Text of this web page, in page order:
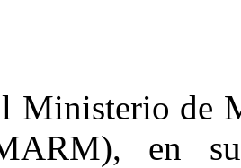
Ministerio de
en